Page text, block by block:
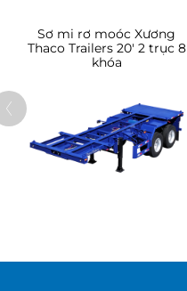
Sơ mi rơ moóc Xương
Thaco Trailers 20′ 2 trục 8
khóa